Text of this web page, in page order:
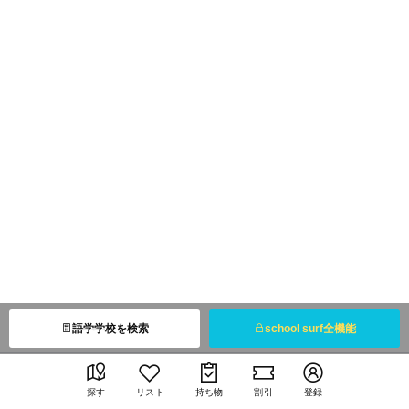
探す リスト 持ち物 割引 登録
語学学校を検索 school surf全機能